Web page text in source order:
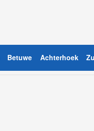
Betuwe Achterhoek